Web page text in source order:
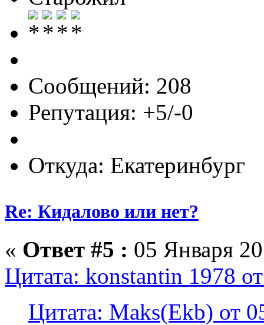
Сообщений: 208
Репутация: +5/-0
Откуда: Екатеринбург
Re: Кидалово или нет?
« Ответ #5 : 05 Января
Цитата: konstantin 1978
Цитата: Maks(Ekb) от